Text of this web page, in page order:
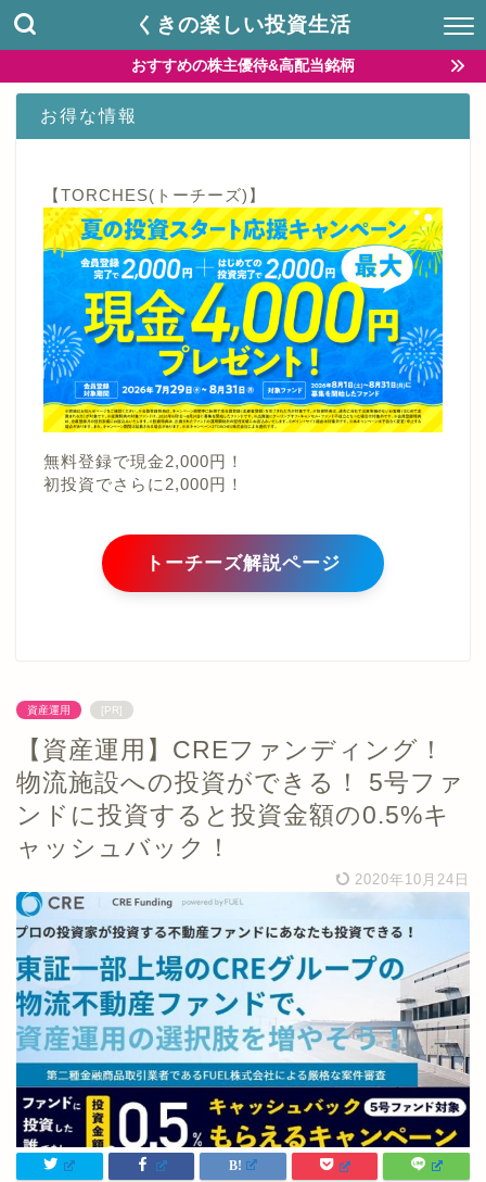
くきの楽しい投資生活
おすすめの株主優待&高配当銘柄
お得な情報
【TORCHES(トーチーズ)】
無料登録で現金2,000円！
初投資でさらに2,000円！
トーチーズ解説ページ
資産運用 [PR]
【資産運用】CREファンディング！
物流施設への投資ができる！ 5号ファ
ンドに投資すると投資金額の0.5%キ
ャッシュバック！
2020年10月24日